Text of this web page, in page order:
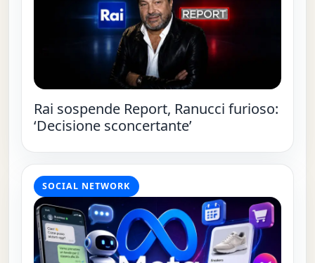
Rai sospende Report, Ranucci furioso:
‘Decisione sconcertante’
SOCIAL NETWORK